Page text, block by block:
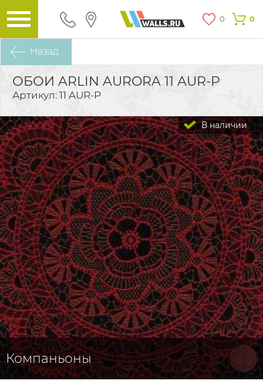
0 0
Назад
ОБОИ ARLIN AURORA 11 AUR-P
Артикул: 11 AUR-P
В наличии
Компаньоны